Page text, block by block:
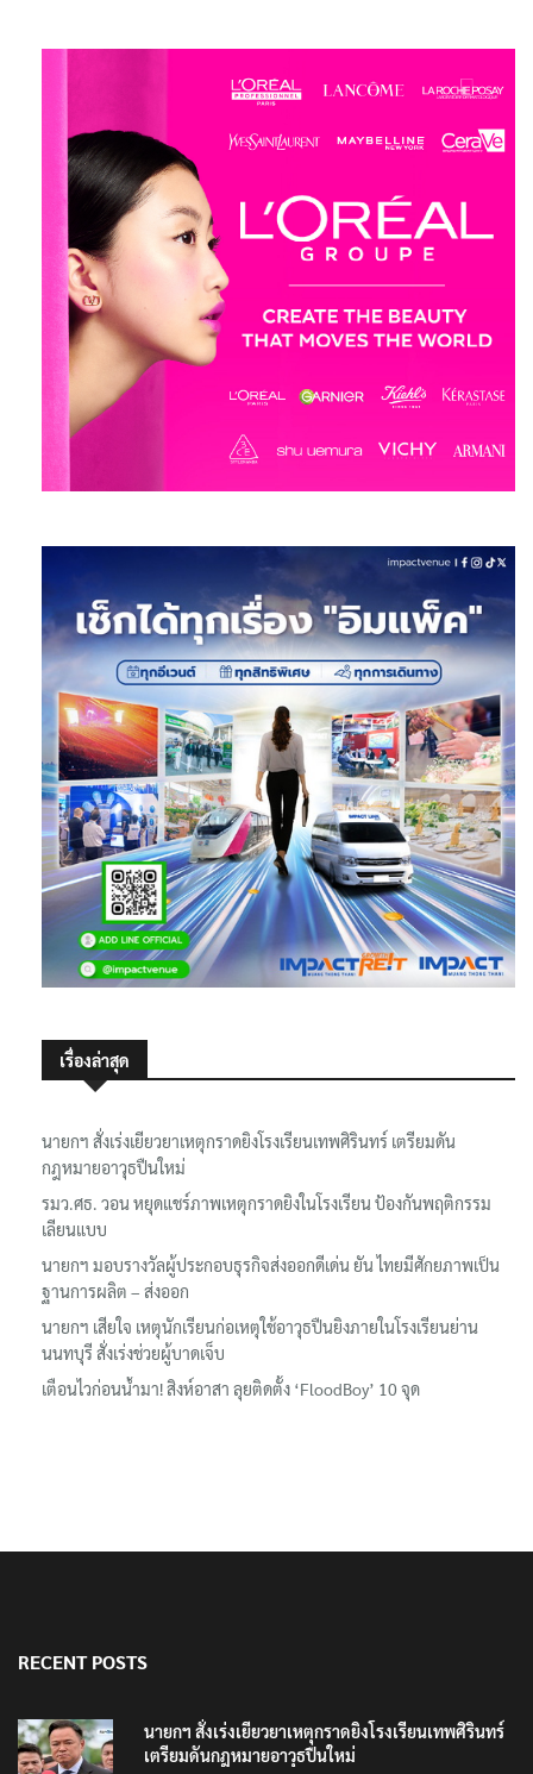
เรื่องล่าสุด
นายกฯ สั่งเร่งเยียวยาเหตุกราดยิงโรงเรียนเทพศิรินทร์ เตรียมดัน
กฎหมายอาวุธปืนใหม่
รมว.ศธ. วอน หยุดแชร์ภาพเหตุกราดยิงในโรงเรียน ป้องกันพฤติกรรม
เลียนแบบ
นายกฯ มอบรางวัลผู้ประกอบธุรกิจส่งออกดีเด่น ยัน ไทยมีศักยภาพเป็น
ฐานการผลิต – ส่งออก
นายกฯ เสียใจ เหตุนักเรียนก่อเหตุใช้อาวุธปืนยิงภายในโรงเรียนย่าน
นนทบุรี สั่งเร่งช่วยผู้บาดเจ็บ
เตือนไวก่อนน้ำมา! สิงห์อาสา ลุยติดตั้ง ‘FloodBoy’ 10 จุด
RECENT POSTS
นายกฯ สั่งเร่งเยียวยาเหตุกราดยิงโรงเรียนเทพศิรินทร์
เตรียมดันกฎหมายอาวุธปืนใหม่